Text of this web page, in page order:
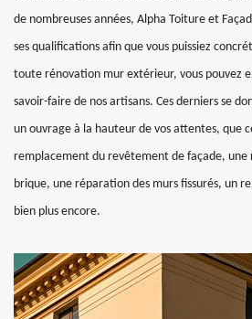
de nombreuses années, Alpha Toiture et
ses qualifications afin que vous puissiez
toute rénovation mur extérieur, vous pouvez
savoir-faire de nos artisans. Ces derniers se
un ouvrage à la hauteur de vos attentes, que
remplacement du revêtement de façade, une
brique, une réparation des murs fissurés, un
bien plus encore.